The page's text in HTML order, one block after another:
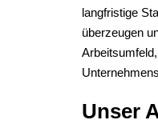
langfristige
überzeugen
Unser